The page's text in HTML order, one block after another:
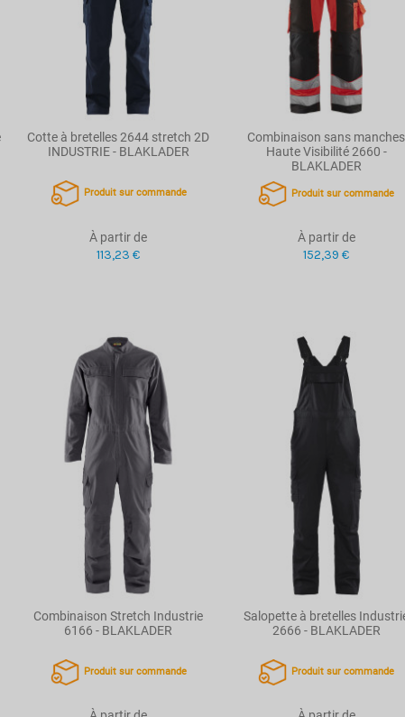
Cotte à bretelles 2644 stretch 2D
INDUSTRIE - BLAKLADER
Produit sur commande
À partir de
113,23 €
Combinaison sans manches
Haute Visibilité 2660 -
BLAKLADER
Produit sur commande
À partir de
152,39 €
Combinaison Stretch Industrie
6166 - BLAKLADER
Produit sur commande
Salopette à bretelles
2666 - BLAKLADER
Produit sur commande